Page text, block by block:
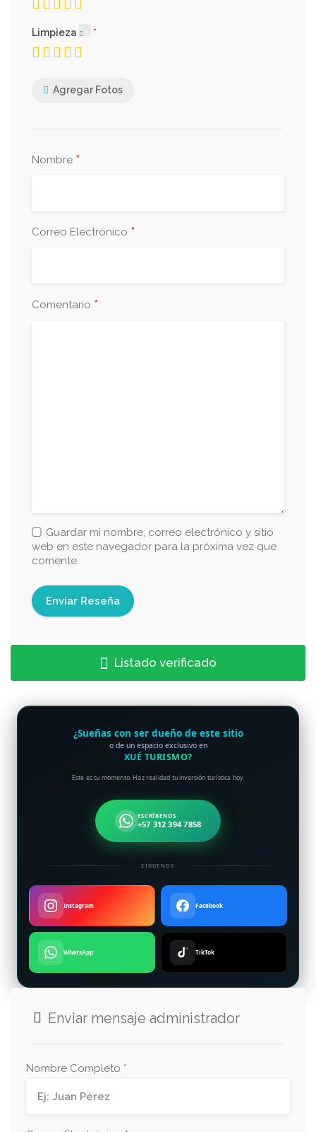
Limpieza
Agregar Fotos
Nombre *
Correo Electrónico *
Comentario *
Guardar mi nombre, correo electrónico y sitio
web en este navegador para la próxima vez que
comente.
Listado verificado
¿Sueñas con ser dueño de este sitio
o de un espacio exclusivo en
XUÉ TURISMO?
Este es tu momento. Haz realidad tu inversión turística hoy.
ESCRÍBENOS
+57 312 394 7858
SÍGUENOS
Instagram Facebook
WhatsApp TikTok
Enviar mensaje administrador
Nombre Completo *